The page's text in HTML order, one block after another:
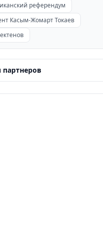
референдум
Касым-Жомарт Токаев
партнеров